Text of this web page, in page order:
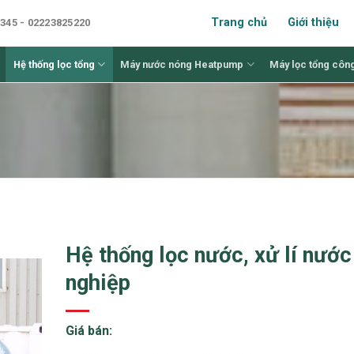
- 02223825220 Trang chủ Giới thiệu
Hệ thống lọc tổng Máy nước nóng Heatpump Máy lọc tổng
Hệ thống lọc nước, xử lí
nghiệp
Giá bán: